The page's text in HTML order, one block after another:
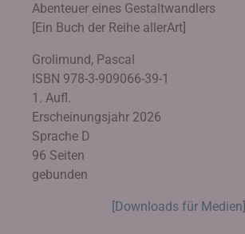
Abenteuer eines Gestaltwandlers
[Ein Buch der Reihe allerArt]
Grolimund, Pascal
ISBN 978-3-909066-39-1
1. Aufl.
Erscheinungsjahr 2026
Sprache D
96 Seiten
gebunden
[Downloads für Medien]